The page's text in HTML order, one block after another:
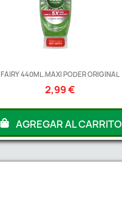
FAIRY 440ML.MAXI PODER ORIGINAL
2,99 €
AGREGAR AL CARRITO